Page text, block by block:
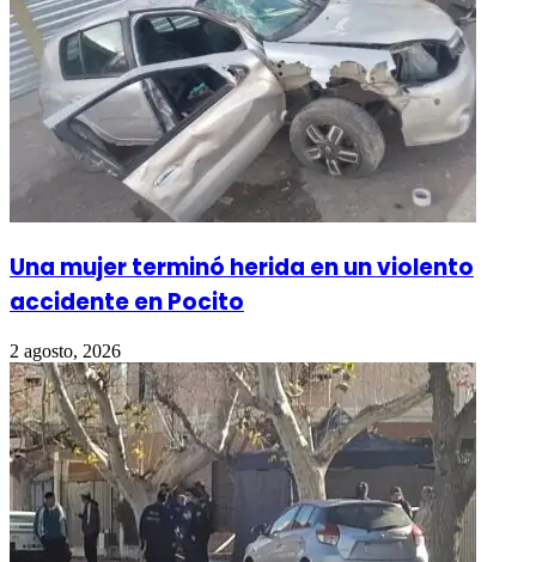
Una mujer terminó herida en un violento
accidente en Pocito
2 agosto, 2026